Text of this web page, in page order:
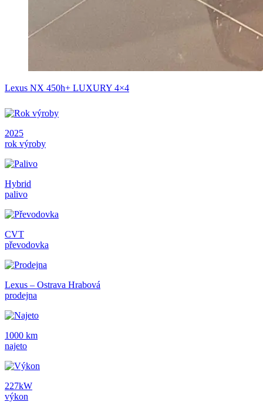
Lexus NX 450h+ LUXURY 4×4
2025
rok výroby
Hybrid
palivo
CVT
převodovka
Lexus – Ostrava Hrabová
prodejna
1000 km
najeto
227kW
výkon